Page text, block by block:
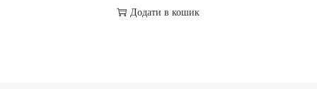
Додати в кошик